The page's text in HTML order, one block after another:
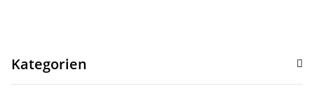
Kategorien